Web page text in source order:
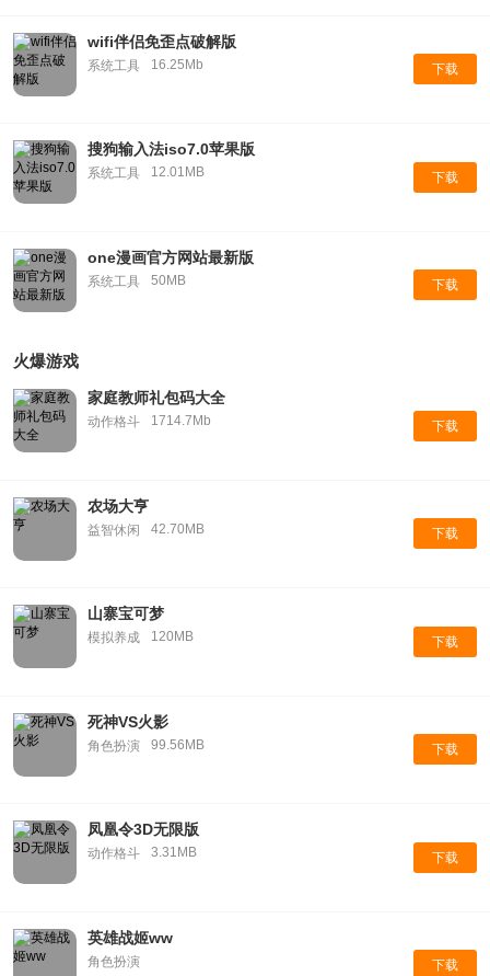
wifi伴侣免歪点破解版
系统工具 16.25Mb 下载
搜狗输入法iso7.0苹果版
系统工具 12.01MB 下载
one漫画官方网站最新版
系统工具 50MB 下载
火爆游戏
家庭教师礼包码大全
动作格斗 1714.7Mb 下载
农场大亨
益智休闲 42.70MB 下载
山寨宝可梦
模拟养成 120MB 下载
死神VS火影
角色扮演 99.56MB 下载
凤凰令3D无限版
动作格斗 3.31MB 下载
英雄战姬ww
角色扮演 下载